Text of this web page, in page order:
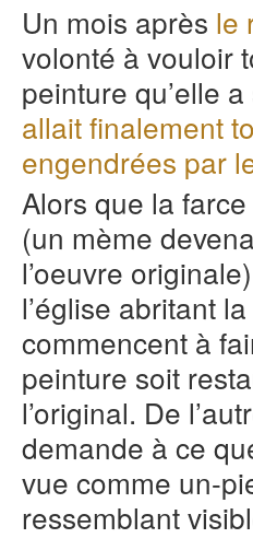
Un mois après le
volonté à vouloir
peinture qu’elle
allait finalement
engendrées par
Alors que la
(un mème
l’oeuvre
l’église abritant
commencent à
peinture soit
l’original. De
demande à ce
vue comme un-
ressemblant